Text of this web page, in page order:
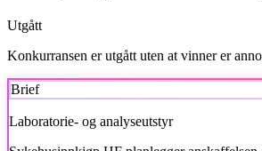
Utgått
Konkurransen er utgått uten at vinner er
Brief
Laboratorie- og analyseutstyr